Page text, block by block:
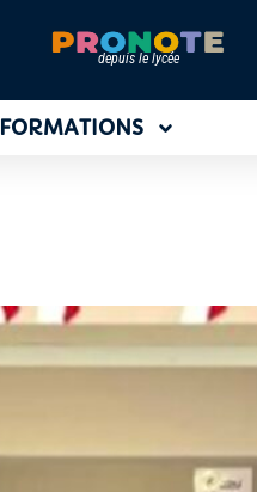
depuis le lycée
FORMATIONS